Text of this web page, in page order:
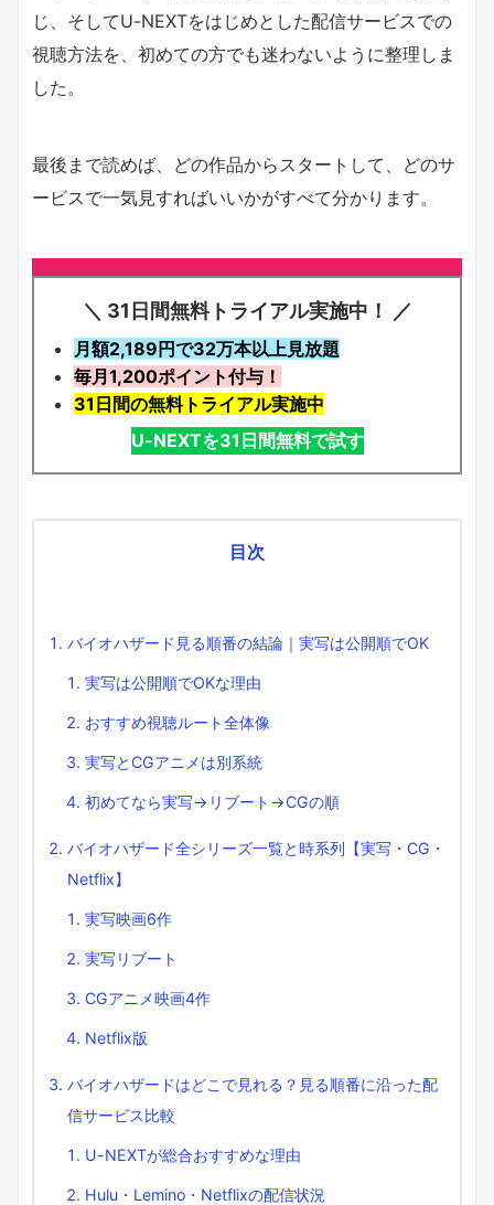
じ、そしてU-NEXTをはじめとした配信サービスでの
視聴方法を、初めての方でも迷わないように整理しま
した。
最後まで読めば、どの作品からスタートして、どのサ
ービスで一気見すればいいかがすべて分かります。
＼ 31日間無料トライアル実施中！ ／
月額2,189円で32万本以上見放題
毎月1,200ポイント付与！
31日間の無料トライアル実施中
U-NEXTを31日間無料で試す
目次
バイオハザード見る順番の結論｜実写は公開順でOK
実写は公開順でOKな理由
おすすめ視聴ルート全体像
実写とCGアニメは別系統
初めてなら実写→リブート→CGの順
バイオハザード全シリーズ一覧と時系列【実写・CG・
Netflix】
実写映画6作
実写リブート
CGアニメ映画4作
Netflix版
バイオハザードはどこで見れる？見る順番に沿った配
信サービス比較
U-NEXTが総合おすすめな理由
Hulu・Lemino・Netflixの配信状況